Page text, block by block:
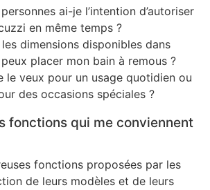
ai-je l’intention d’autoriser
en même temps ?
dimensions disponibles dans
placer mon bain à remous ?
le veux pour un usage quotidien ou
des occasions spéciales ?
fonctions qui me conviennent
fonctions proposées par les
de leurs modèles et de leurs